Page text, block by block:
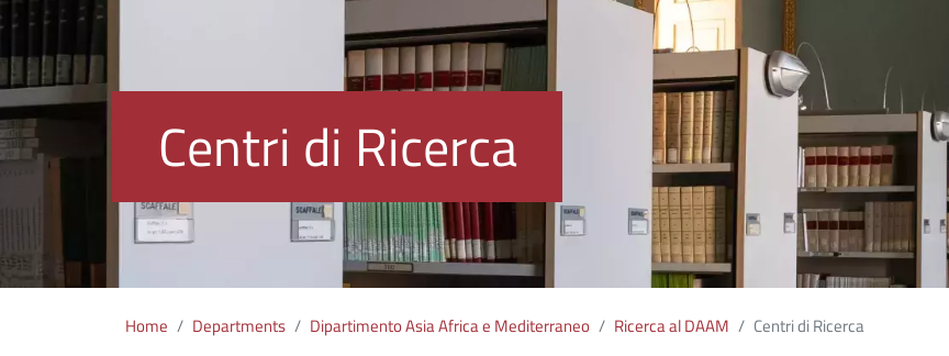
Centri di Ricerca
Home Departments Dipartimento Asia Africa e Mediterraneo Ricerca al DAAM Centri di Ricerca